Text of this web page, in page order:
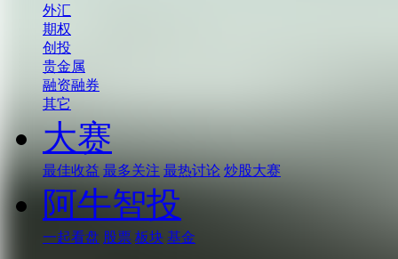
外汇
期权
创投
贵金属
融资融券
其它
大赛
最佳收益 最多关注 最热讨论 炒股大赛
阿牛智投
一起看盘 股票 板块 基金